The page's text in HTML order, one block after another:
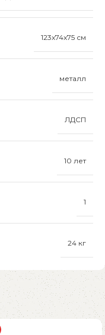
123x74x75 см
металл
ЛДСП
10 лет
1
24 кг